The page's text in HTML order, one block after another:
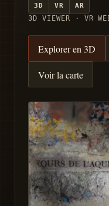
3D VR AR
3D VIEWER · VR
Explorer en 3D
Voir la carte